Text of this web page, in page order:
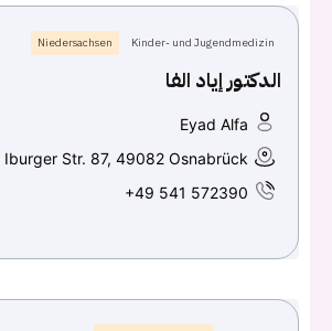
Kinder- und Jugendmedizin
Niedersachsen
الدكتور إياد الفا
Eyad Alfa
Iburger Str. 87, 49082 Osnabrück
+49 541 572390